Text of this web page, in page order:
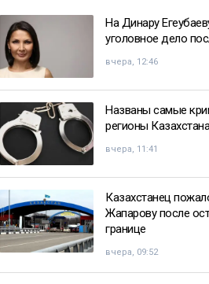
На Динару
уголовное дело
вчера, 12:46
Названы самые
регионы Казахстана
вчера, 11:41
Казахстанец
Жапарову после
границе
вчера, 09:52